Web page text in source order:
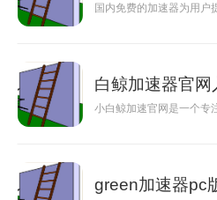
国内免费的加速器为用户
白鲸加速器官网
小白鲸加速官网是一个专
green加速器pc